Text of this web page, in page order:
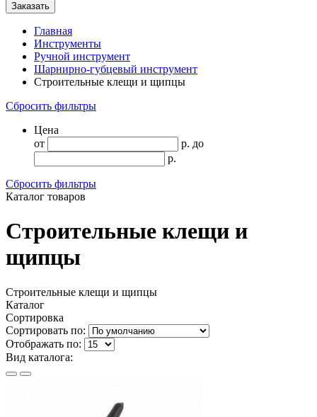
Заказать
Главная
Инструменты
Ручной инструмент
Шарнирно-губцевый инструмент
Строительные клещи и щипцы
Сбросить фильтры
Цена
от
р. до
р.
Сбросить фильтры
Каталог товаров
Строительные клещи и
щипцы
Строительные клещи и щипцы
Каталог
Сортировка
Сортировать по:
Отображать по:
Вид каталога: